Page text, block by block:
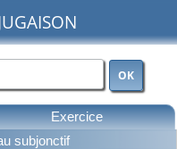
OK
Exercice
subjonctif